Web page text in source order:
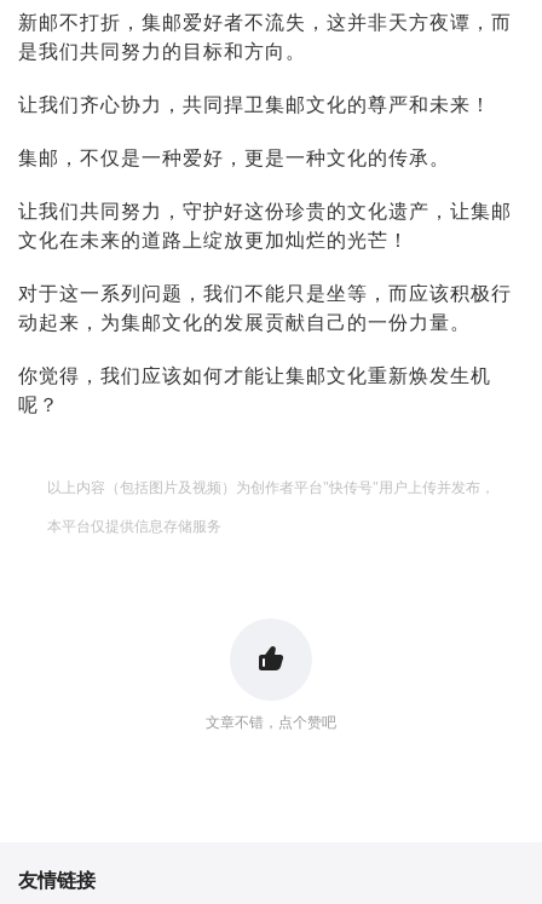
新邮不打折，集邮爱好者不流失，这并非天方夜谭，而
是我们共同努力的目标和方向。
让我们齐心协力，共同捍卫集邮文化的尊严和未来！
集邮，不仅是一种爱好，更是一种文化的传承。
让我们共同努力，守护好这份珍贵的文化遗产，让集邮
文化在未来的道路上绽放更加灿烂的光芒！
对于这一系列问题，我们不能只是坐等，而应该积极行
动起来，为集邮文化的发展贡献自己的一份力量。
你觉得，我们应该如何才能让集邮文化重新焕发生机
呢？
以上内容（包括图片及视频）为创作者平台"快传号"用户上传并发布，
本平台仅提供信息存储服务
文章不错，点个赞吧
友情链接